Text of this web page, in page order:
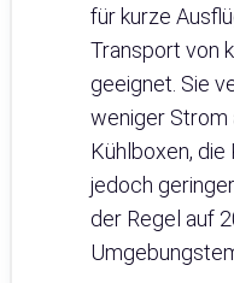
für kurze
Transport von
geeignet. Sie
weniger Strom
Kühlboxen, die
jedoch
der Regel auf